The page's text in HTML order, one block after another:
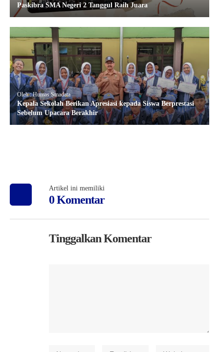
Paskibra SMA Negeri 2 Tanggul Raih Juara
Oleh : Humas Smadata
Kepala Sekolah Berikan Apresiasi kepada Siswa Berprestasi
Sebelum Upacara Berakhir
Artikel ini memiliki
0 Komentar
Tinggalkan Komentar